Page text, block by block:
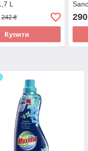
L
242 ₴
Купити
40
290